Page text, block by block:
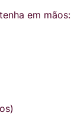
em mãos: